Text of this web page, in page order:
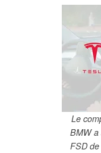
Le
BMW a
FSD